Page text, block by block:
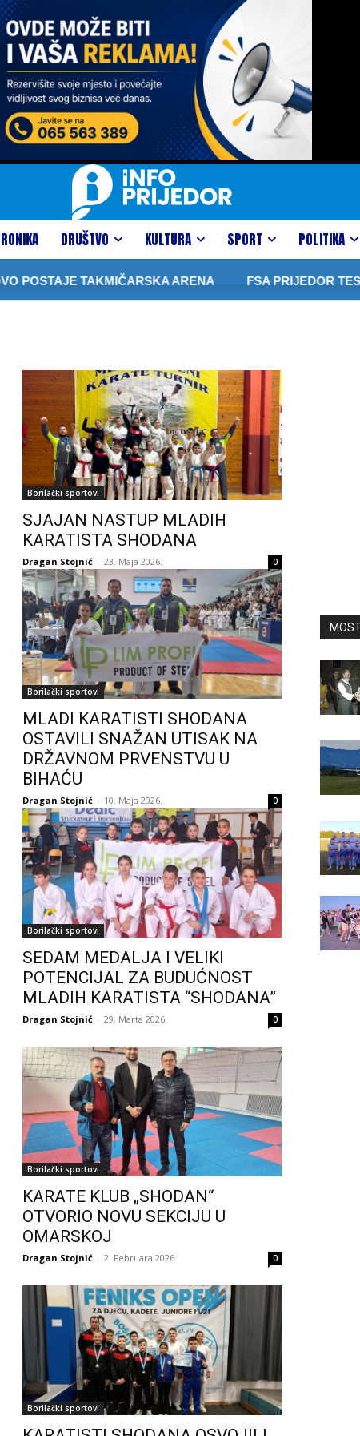
DRUŠTVO KULTURA SPORT POLITIKA
TAKMIČARSKA ARENA FSA PRIJEDOR TESTIRA
Borilački sportovi
SJAJAN NASTUP MLADIH
KARATISTA SHODANA
Dragan Stojnić - 23. Maja 2026. 0
Borilački sportovi
MLADI KARATISTI SHODANA
OSTAVILI SNAŽAN UTISAK NA
DRŽAVNOM PRVENSTVU U
BIHAĆU
Dragan Stojnić - 10. Maja 2026. 0
Borilački sportovi
SEDAM MEDALJA I VELIKI
POTENCIJAL ZA BUDUĆNOST
MLADIH KARATISTA “SHODANA”
Dragan Stojnić - 29. Marta 2026. 0
Borilački sportovi
KARATE KLUB „SHODAN“
OTVORIO NOVU SEKCIJU U
OMARSKOJ
Dragan Stojnić - 2. Februara 2026. 0
Borilački sportovi